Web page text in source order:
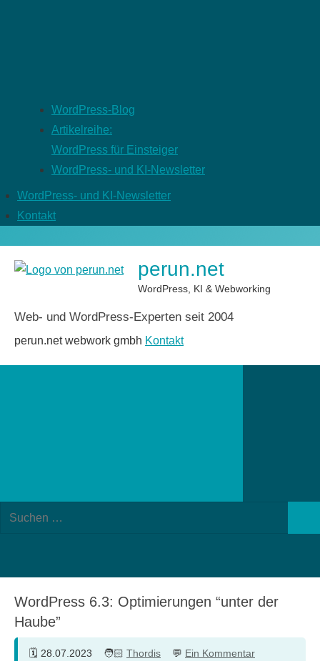
WordPress-Blog
Artikelreihe:
WordPress für Einsteiger
WordPress- und KI-Newsletter
WordPress- und KI-Newsletter
Kontakt
perun.net
WordPress, KI & Webworking
Web- und WordPress-Experten seit 2004
perun.net webwork gmbh Kontakt
Suchen
WordPress 6.3: Optimierungen “unter der
Haube”
28.07.2023 Thordis Ein Kommentar